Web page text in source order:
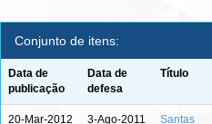
Conjunto de itens:
Data de
publicação
Data de
defesa
Título
20-Mar-2012 3-Ago-2011
Santas